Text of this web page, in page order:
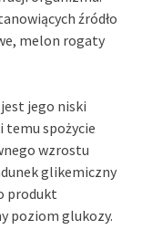
źródło
melon rogaty
jego niski
temu spożycie
wzrostu
glikemiczny
produkt
poziom glukozy.